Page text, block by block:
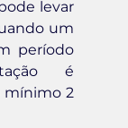
levar
um
período
é
mínimo 2